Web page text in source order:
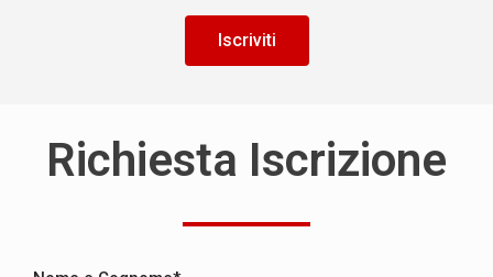
Iscriviti
Richiesta Iscrizione